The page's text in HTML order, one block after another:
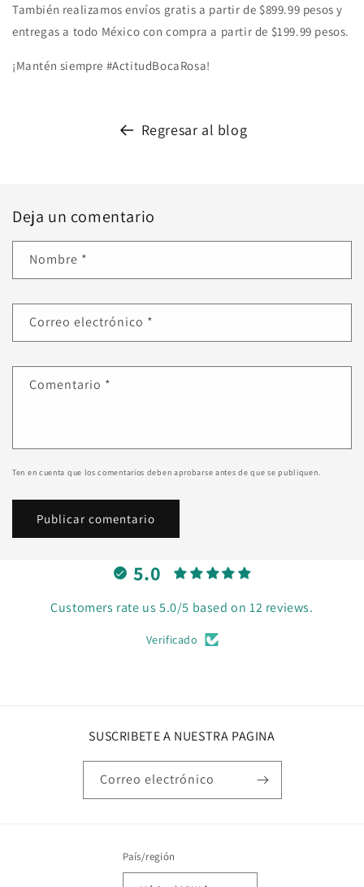
También realizamos envíos gratis a partir de $899.99 pesos y
entregas a todo México con compra a partir de $199.99 pesos.
¡Mantén siempre #ActitudBocaRosa!
Regresar al blog
Deja un comentario
Nombre *
Correo electrónico *
Comentario *
Ten en cuenta que los comentarios deben aprobarse antes de que se publiquen.
5.0
Customers rate us 5.0/5 based on 12 reviews.
Verificado
SUSCRIBETE A NUESTRA PAGINA
Correo electrónico
País/región